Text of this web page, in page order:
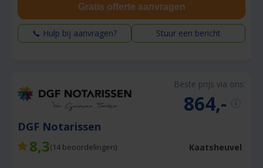
Gratis offerte aanvragen
📞 Hulp bij aanvragen? Stuur een bericht
Beste prijs via ons:
864,-
DGF Notarissen
8,3(14 beoordelingen) Kaatsheuvel